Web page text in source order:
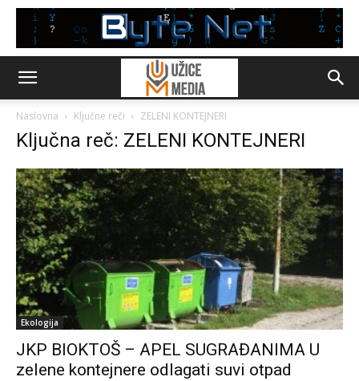
Naslovna Ključne reči ZELENI KONTEJNERI
Ključna reč: ZELENI KONTEJNERI
Ekologija
JKP BIOKTOŠ – APEL SUGRAĐANIMA U
zelene kontejnere odlagati suvi otpad